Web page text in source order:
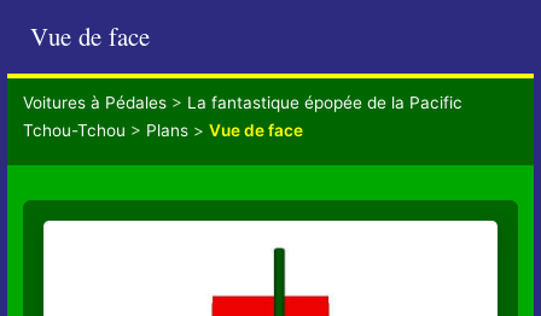
Vue de face
Voitures à Pédales> La fantastique épopée de la Pacific
Tchou-Tchou > Plans> Vue de face